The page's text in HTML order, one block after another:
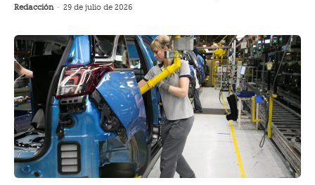
Redacción - 29 de julio de 2026